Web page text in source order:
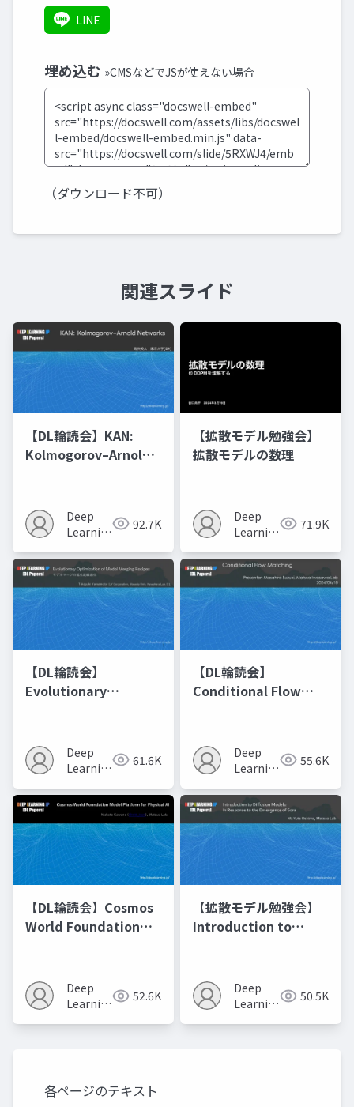
LINE
埋め込む »CMSなどでJSが使えない場合
（ダウンロード不可）
関連スライド
【DL輪読会】KAN:
Kolmogorov–Arnold
Deep
Learning
92.7K
【拡散モデル勉強会】
拡散モデルの数理
Deep
Learning
71.9K
【DL輪読会】
Evolutionary
Recipes モデルマージ
の進化的最適化
Deep
Learning
61.6K
【DL輪読会】
Conditional Flow
Deep
Learning
55.6K
【DL輪読会】Cosmos
World Foundation
Deep
Learning
52.6K
【拡散モデル勉強会】
Introduction to
Deep
Learning
50.5K
各ページのテキスト